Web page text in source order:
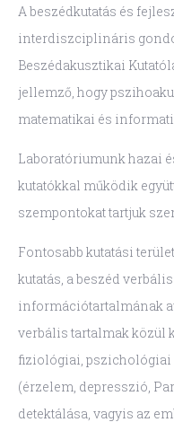
A beszédkutatás és
interdiszciplináris
Beszédakusztikai
jellemző, hogy
matematikai és
Laboratóriumunk hazai
kutatókkal működik
szempontokat tartjuk
Fontosabb kutatási
kutatás, a beszéd
információtartalmának
verbális tartalmak közül
fiziológiai, pszichológiai
(érzelem, depresszió,
detektálása, vagyis az